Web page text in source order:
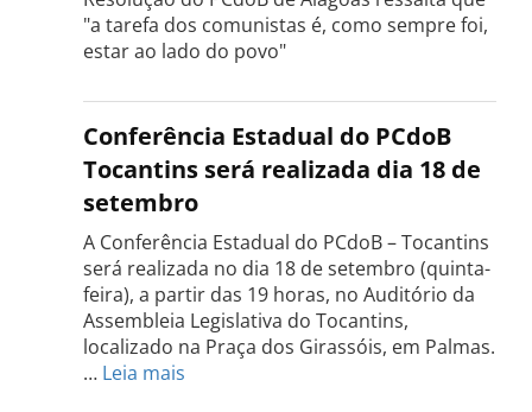
"a tarefa dos comunistas é, como sempre foi,
estar ao lado do povo"
Conferência Estadual do PCdoB
Tocantins será realizada dia 18 de
setembro
A Conferência Estadual do PCdoB – Tocantins
será realizada no dia 18 de setembro (quinta-
feira), a partir das 19 horas, no Auditório da
Assembleia Legislativa do Tocantins,
localizado na Praça dos Girassóis, em Palmas.
… Leia mais